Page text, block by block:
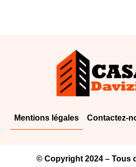
Mentions légales Contactez-
© Copyright 2024 – Tous